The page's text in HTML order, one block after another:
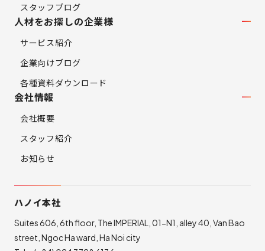
スタッフブログ
人材をお探しの企業様
サービス紹介
企業向けブログ
各種資料ダウンロード
会社情報
会社概要
スタッフ紹介
お知らせ
ハノイ本社
Suites 606, 6th floor, The IMPERIAL, 01-N1, alley 40, Van Bao
street, Ngoc Ha ward, Ha Noi city